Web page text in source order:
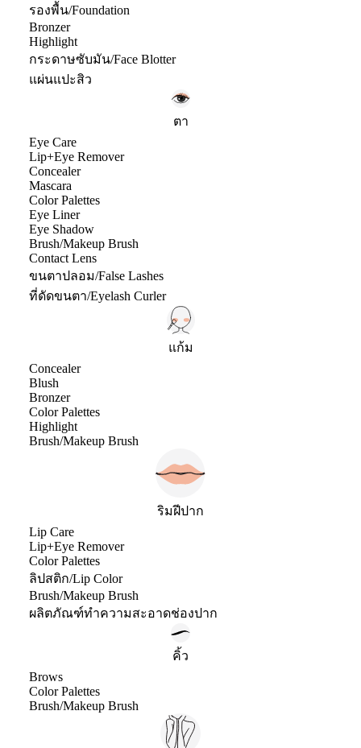
รองพื้น/Foundation
Bronzer
Highlight
กระดาษซับมัน/Face Blotter
แผ่นแปะสิว
ตา
Eye Care
Lip+Eye Remover
Concealer
Mascara
Color Palettes
Eye Liner
Eye Shadow
Brush/Makeup Brush
Contact Lens
ขนตาปลอม/False Lashes
ที่ดัดขนตา/Eyelash Curler
แก้ม
Concealer
Blush
Bronzer
Color Palettes
Highlight
Brush/Makeup Brush
ริมฝีปาก
Lip Care
Lip+Eye Remover
Color Palettes
ลิปสติก/Lip Color
Brush/Makeup Brush
ผลิตภัณฑ์ทำความสะอาดช่องปาก
คิ้ว
Brows
Color Palettes
Brush/Makeup Brush